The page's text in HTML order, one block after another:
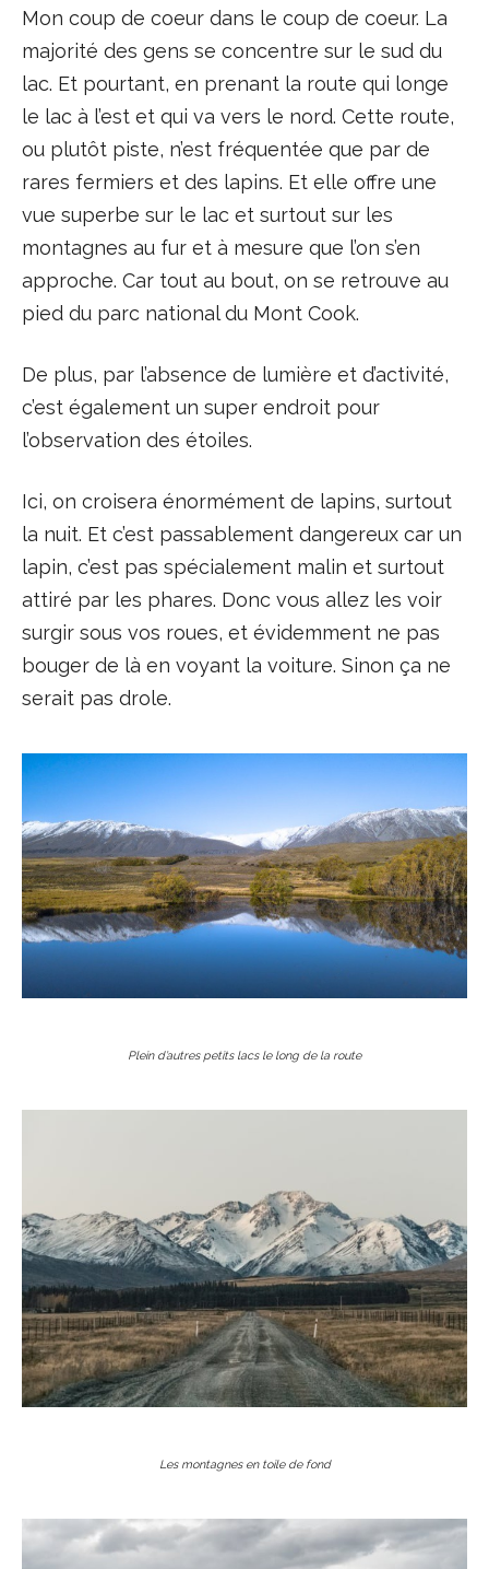
Mon coup de coeur dans le coup de coeur. La
majorité des gens se concentre sur le sud du
lac. Et pourtant, en prenant la route qui longe
le lac à l’est et qui va vers le nord. Cette route,
ou plutôt piste, n’est fréquentée que par de
rares fermiers et des lapins. Et elle offre une
vue superbe sur le lac et surtout sur les
montagnes au fur et à mesure que l’on s’en
approche. Car tout au bout, on se retrouve au
pied du parc national du Mont Cook.
De plus, par l’absence de lumière et d’activité,
c’est également un super endroit pour
l’observation des étoiles.
Ici, on croisera énormément de lapins, surtout
la nuit. Et c’est passablement dangereux car un
lapin, c’est pas spécialement malin et surtout
attiré par les phares. Donc vous allez les voir
surgir sous vos roues, et évidemment ne pas
bouger de là en voyant la voiture. Sinon ça ne
serait pas drole.
Plein d’autres petits lacs le long de la route
Les montagnes en toile de fond